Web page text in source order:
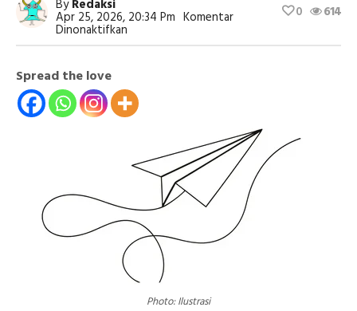
ByRedaksi
Apr 25, 2026, 20:34 Pm Komentar
Dinonaktifkan
Puisi
Netralitas
Yang
Palsu
614
0
Spread the love
Photo: Ilustrasi